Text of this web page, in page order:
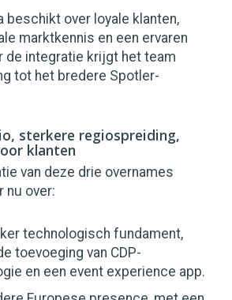
beschikt over loyale klanten,
marktkennis en een ervaren
de integratie krijgt het team
tot het bredere Spotler-
sterkere regiospreiding,
klanten
van deze drie overnames
nu over:
technologisch fundament,
toevoeging van CDP-
en een event experience app.